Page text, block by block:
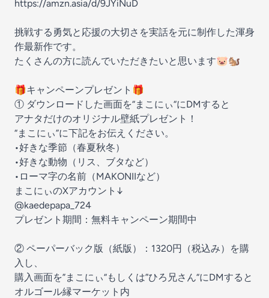
https://amzn.asia/d/9JYiNuD
挑戦する勇気と応援の大切さを実話を元に制作した渾身
作最新作です。
たくさんの方に読んでいただきたいと思います🐷🐿️
🎁キャンペーンプレゼント🎁
① ダウンロードした画面を“まこにぃ“にDMすると
アナタだけのオリジナル壁紙プレゼント！
“まこにぃ”に下記をお伝えください。
•好きな季節（春夏秋冬）
•好きな動物（リス、ブタなど）
•ローマ字の名前（MAKONIIなど）
まこにぃのXアカウント↓
@kaedepapa_724
プレゼント期間：無料キャンペーン期間中
② ペーパーバック版（紙版）：1320円（税込み）を購
入し、
購入画面を”まこにぃ“もしくは”ひろ兄さん“にDMすると
オルゴール縁マーケット内